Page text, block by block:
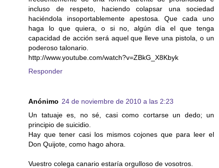
incluso de respeto, haciendo colapsar una sociedad
haciéndola insoportablemente apestosa. Que cada uno
haga lo que quiera, o si no, algún día el que tenga
capacidad de acción será aquel que lleve una pistola, o un
poderoso talonario.
http://www.youtube.com/watch?v=ZBkG_X8Kbyk
Responder
Anónimo 24 de noviembre de 2010 a las 2:23
Un tatuaje es, no sé, casi como cortarse un dedo; un
principio de suicidio.
Hay que tener casi los mismos cojones que para leer el
Don Quijote, como hago ahora.
Vuestro colega canario estaría orgulloso de vosotros.